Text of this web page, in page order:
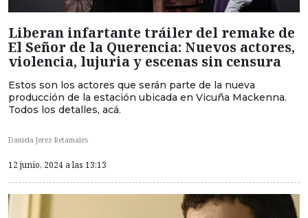
Liberan infartante tráiler del remake de
El Señor de la Querencia: Nuevos actores,
violencia, lujuria y escenas sin censura
Estos son los actores que serán parte de la nueva
producción de la estación ubicada en Vicuña Mackenna.
Todos los detalles, acá.
Daniela Jerez Retamales
12 junio, 2024 a las 13:13